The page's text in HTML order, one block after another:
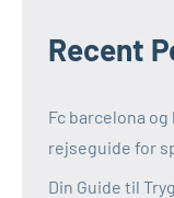
Recent
Fc barcelona
rejseguide for
Din Guide til